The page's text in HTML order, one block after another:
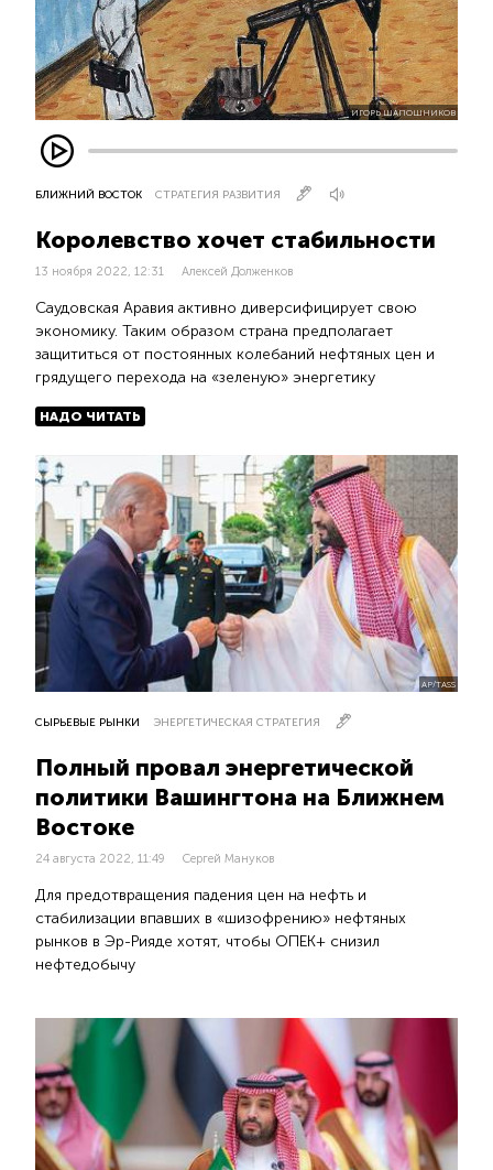
БЛИЖНИЙ ВОСТОК СТРАТЕГИЯ РАЗВИТИЯ
Королевство хочет стабильности
13 ноября 2022, 12:31 Алексей Долженков
Саудовская Аравия активно диверсифицирует свою
экономику. Таким образом страна предполагает
защититься от постоянных колебаний нефтяных цен и
грядущего перехода на «зеленую» энергетику
НАДО ЧИТАТЬ
ИГОРЬ ШАПОШНИКОВ
AP/TASS
СЫРЬЕВЫЕ РЫНКИ ЭНЕРГЕТИЧЕСКАЯ СТРАТЕГИЯ
Полный провал энергетической
политики Вашингтона на Ближнем
Востоке
24 августа 2022, 11:49 Сергей Мануков
Для предотвращения падения цен на нефть и
стабилизации впавших в «шизофрению» нефтяных
рынков в Эр-Рияде хотят, чтобы ОПЕК+ снизил
нефтедобычу